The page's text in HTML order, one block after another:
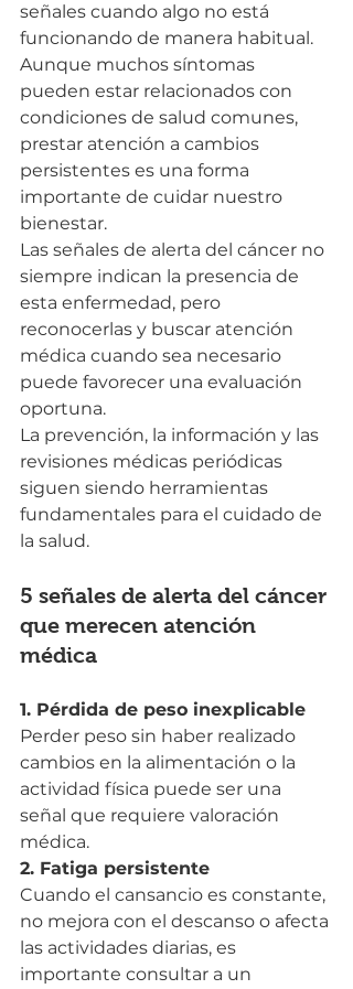
señales cuando algo no está
funcionando de manera habitual.
Aunque muchos síntomas
pueden estar relacionados con
condiciones de salud comunes,
prestar atención a cambios
persistentes es una forma
importante de cuidar nuestro
bienestar.
Las señales de alerta del cáncer no
siempre indican la presencia de
esta enfermedad, pero
reconocerlas y buscar atención
médica cuando sea necesario
puede favorecer una evaluación
oportuna.
La prevención, la información y las
revisiones médicas periódicas
siguen siendo herramientas
fundamentales para el cuidado de
la salud.
5 señales de alerta del cáncer
que merecen atención
médica
1. Pérdida de peso inexplicable
Perder peso sin haber realizado
cambios en la alimentación o la
actividad física puede ser una
señal que requiere valoración
médica.
2. Fatiga persistente
Cuando el cansancio es constante,
no mejora con el descanso o afecta
las actividades diarias, es
importante consultar a un